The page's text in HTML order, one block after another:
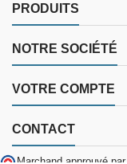
PRODUITS
NOTRE SOCIÉTÉ
VOTRE COMPTE
CONTACT
Marchand approuvé